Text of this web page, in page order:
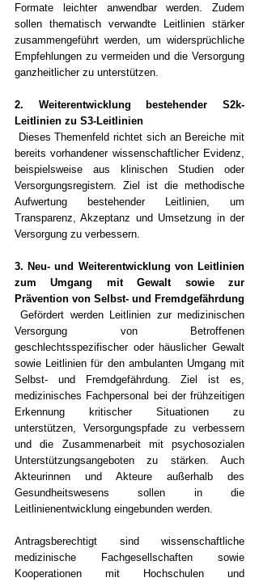
Formate leichter anwendbar werden. Zudem
sollen thematisch verwandte Leitlinien stärker
zusammengeführt werden, um widersprüchliche
Empfehlungen zu vermeiden und die Versorgung
ganzheitlicher zu unterstützen.
2. Weiterentwicklung bestehender S2k-
Leitlinien zu S3-Leitlinien
Dieses Themenfeld richtet sich an Bereiche mit
bereits vorhandener wissenschaftlicher Evidenz,
beispielsweise aus klinischen Studien oder
Versorgungsregistern. Ziel ist die methodische
Aufwertung bestehender Leitlinien, um
Transparenz, Akzeptanz und Umsetzung in der
Versorgung zu verbessern.
3. Neu- und Weiterentwicklung von Leitlinien
zum Umgang mit Gewalt sowie zur
Prävention von Selbst- und Fremdgefährdung
Gefördert werden Leitlinien zur medizinischen
Versorgung von Betroffenen
geschlechtsspezifischer oder häuslicher Gewalt
sowie Leitlinien für den ambulanten Umgang mit
Selbst- und Fremdgefährdung. Ziel ist es,
medizinisches Fachpersonal bei der frühzeitigen
Erkennung kritischer Situationen zu
unterstützen, Versorgungspfade zu verbessern
und die Zusammenarbeit mit psychosozialen
Unterstützungsangeboten zu stärken. Auch
Akteurinnen und Akteure außerhalb des
Gesundheitswesens sollen in die
Leitlinienentwicklung eingebunden werden.
Antragsberechtigt sind wissenschaftliche
medizinische Fachgesellschaften sowie
Kooperationen mit Hochschulen und